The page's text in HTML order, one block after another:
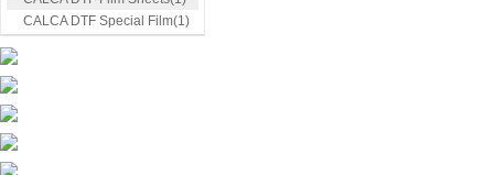
CALCA DTF Special Film(1)